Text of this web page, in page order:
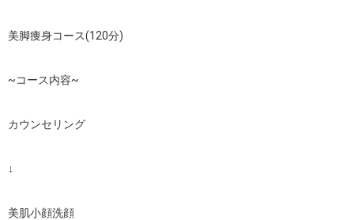
美脚痩身コース(120分)
~コース内容~
カウンセリング
↓
美肌小顔洗顔